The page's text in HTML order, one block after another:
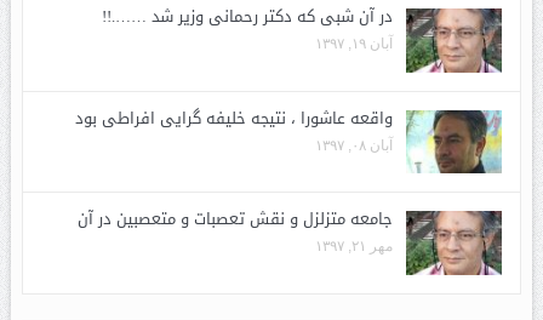
در آن شبی که دکتر رحمانی وزیر شد …….!!
آبان ۱۹, ۱۳۹۷
واقعه عاشورا ، نتیجه خلیفه گرایی افراطی بود
آبان ۰۸, ۱۳۹۷
جامعه متزلزل و نقش تعصبات و متعصبین در آن
مهر ۲۱, ۱۳۹۷